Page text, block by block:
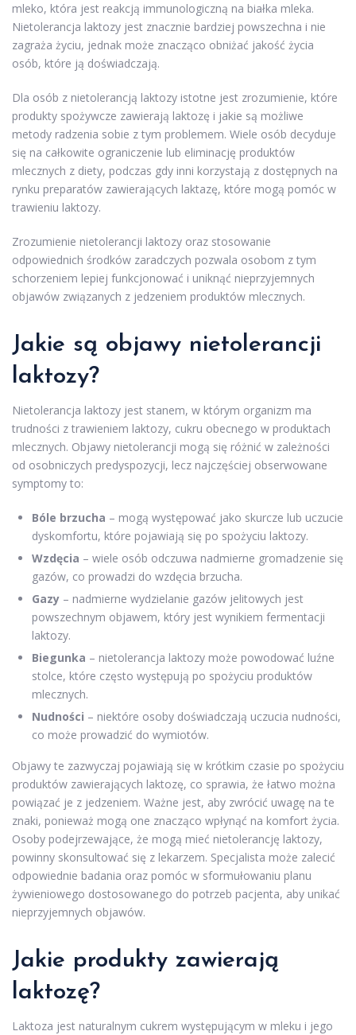
mleko, która jest reakcją immunologiczną na białka mleka.
Nietolerancja laktozy jest znacznie bardziej powszechna i nie
zagraża życiu, jednak może znacząco obniżać jakość życia
osób, które ją doświadczają.
Dla osób z nietolerancją laktozy istotne jest zrozumienie, które
produkty spożywcze zawierają laktozę i jakie są możliwe
metody radzenia sobie z tym problemem. Wiele osób decyduje
się na całkowite ograniczenie lub eliminację produktów
mlecznych z diety, podczas gdy inni korzystają z dostępnych na
rynku preparatów zawierających laktazę, które mogą pomóc w
trawieniu laktozy.
Zrozumienie nietolerancji laktozy oraz stosowanie
odpowiednich środków zaradczych pozwala osobom z tym
schorzeniem lepiej funkcjonować i uniknąć nieprzyjemnych
objawów związanych z jedzeniem produktów mlecznych.
Jakie są objawy nietolerancji
laktozy?
Nietolerancja laktozy jest stanem, w którym organizm ma
trudności z trawieniem laktozy, cukru obecnego w produktach
mlecznych. Objawy nietolerancji mogą się różnić w zależności
od osobniczych predyspozycji, lecz najczęściej obserwowane
symptomy to:
Bóle brzucha – mogą występować jako skurcze lub uczucie
dyskomfortu, które pojawiają się po spożyciu laktozy.
Wzdęcia – wiele osób odczuwa nadmierne gromadzenie się
gazów, co prowadzi do wzdęcia brzucha.
Gazy – nadmierne wydzielanie gazów jelitowych jest
powszechnym objawem, który jest wynikiem fermentacji
laktozy.
Biegunka – nietolerancja laktozy może powodować luźne
stolce, które często występują po spożyciu produktów
mlecznych.
Nudności – niektóre osoby doświadczają uczucia nudności,
co może prowadzić do wymiotów.
Objawy te zazwyczaj pojawiają się w krótkim czasie po spożyciu
produktów zawierających laktozę, co sprawia, że łatwo można
powiązać je z jedzeniem. Ważne jest, aby zwrócić uwagę na te
znaki, ponieważ mogą one znacząco wpłynąć na komfort życia.
Osoby podejrzewające, że mogą mieć nietolerancję laktozy,
powinny skonsultować się z lekarzem. Specjalista może zalecić
odpowiednie badania oraz pomóc w sformułowaniu planu
żywieniowego dostosowanego do potrzeb pacjenta, aby unikać
nieprzyjemnych objawów.
Jakie produkty zawierają
laktozę?
Laktoza jest naturalnym cukrem występującym w mleku i jego